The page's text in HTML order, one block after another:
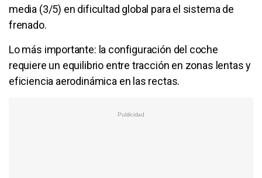
media (3/5) en dificultad global para el sistema de
frenado.
Lo más importante: la configuración del coche
requiere un equilibrio entre tracción en zonas lentas y
eficiencia aerodinámica en las rectas.